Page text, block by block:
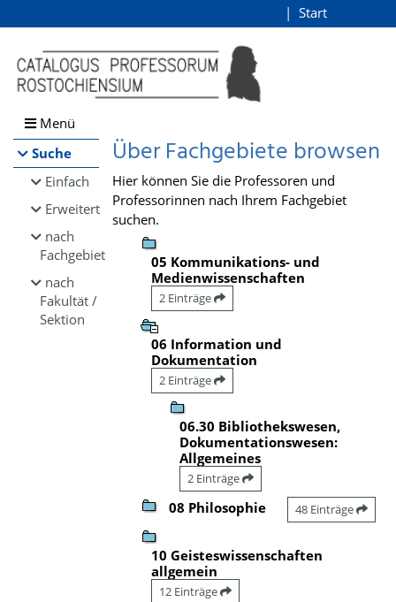
Browsen
direkt zum Inhalt
Start
Menü
Suche
Einfach
Erweitert
nach
Fachgebiet
nach
Fakultät /
Sektion
Über Fachgebiete browsen
Hier können Sie die Professoren und
Professorinnen nach Ihrem Fachgebiet
suchen.
05 Kommunikations- und
Medienwissenschaften
2 Einträge
06 Information und
Dokumentation
2 Einträge
06.30 Bibliothekswesen,
Dokumentationswesen:
Allgemeines
2 Einträge
08 Philosophie 48 Einträge
10 Geisteswissenschaften
allgemein
12 Einträge